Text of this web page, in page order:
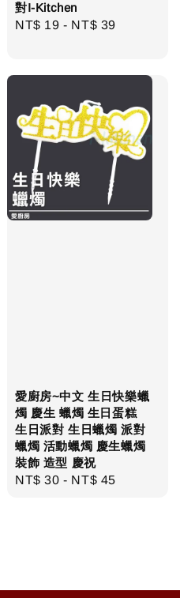
對I-Kitchen
Regular
NT$ 19 - NT$ 39
愛廚房~中文 生日快樂蠟
燭 慶生 蠟燭 生日蛋糕
生日派對 生日蠟燭 派對
蠟燭 活動蠟燭 慶生蠟燭
裝飾 造型 慶祝
Regular
NT$ 30 - NT$ 45